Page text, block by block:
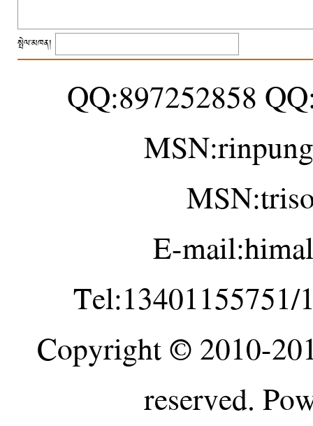
སྤེལ་མཁན།
QQ:897252858
E-
Tel:13401155751/
Copyright © 2010-
reserved.